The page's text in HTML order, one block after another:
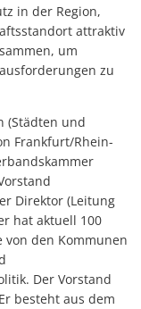
in der Region,
attraktiv
um
zu
(Städten und
Frankfurt/Rhein-
Direktor (Leitung
hat aktuell 100
von den Kommunen
Der Vorstand
besteht aus dem